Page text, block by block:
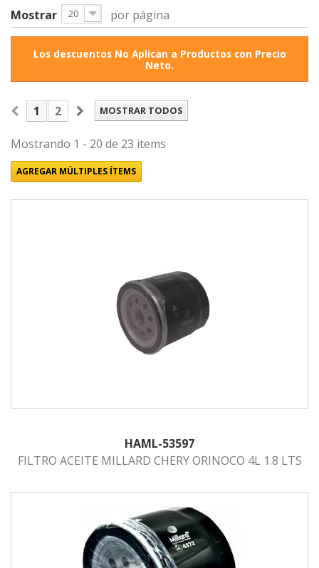
Mostrar 20 por página
Los descuentos No Aplican a Productos con Precio
Neto.
MOSTRAR TODOS
1 2
Mostrando 1 - 20 de 23 items
AGREGAR MÚLTIPLES ÍTEMS
HAML-53597
FILTRO ACEITE MILLARD CHERY ORINOCO 4L 1.8 LTS